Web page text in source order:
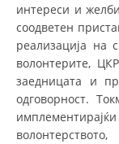
интереси и
соодветен
реализација на
волонтерите,
заедницата и
одговорност.